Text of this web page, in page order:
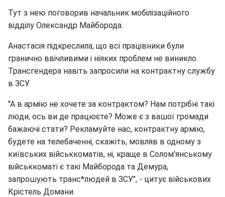
Тут з нею поговорив начальник мобілізаційного
відділу Олександр Майборода.
Анастасія підкреслила, що всі працівники були
гранично ввічливими і ніяких проблем не виникло.
Трансгендера навіть запросили на контрактну службу
в ЗСУ.
"А в армію не хочете за контрактом? Нам потрібні такі
люди, ось ви де працюєте? Може є з вашої громади
бажаючі стати? Рекламуйте нас, контрактну армію,
будете на телебаченні, скажіть, мовляв в одному з
київських військкоматів, ні, краще в Солом'янському
військкоматі є такі Майборода та Демура,
запрошують транс*людей в ЗСУ", - цитує військових
Крістель Домани.